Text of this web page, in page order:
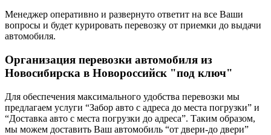
Менеджер оперативно и развернуто ответит на все Ваши
вопросы и будет курировать перевозку от приемки до выдачи
автомобиля.
Организация перевозки автомобиля из
Новосибирска в Новороссийск "под ключ"
Для обеспечения максимального удобства перевозки мы
предлагаем услуги “Забор авто с адреса до места погрузки” и
“Доставка авто с места погрузки до адреса”. Таким образом,
мы можем доставить Ваш автомобиль “от двери-до двери”